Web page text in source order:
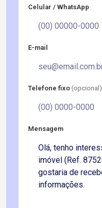
Celular / WhatsApp
E-mail
Telefone fixo (opcional)
Mensagem